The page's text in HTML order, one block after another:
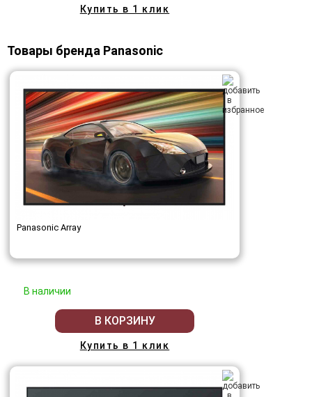
Купить в 1 клик
Товары бренда Panasonic
Panasonic Array
В наличии
В КОРЗИНУ
Купить в 1 клик